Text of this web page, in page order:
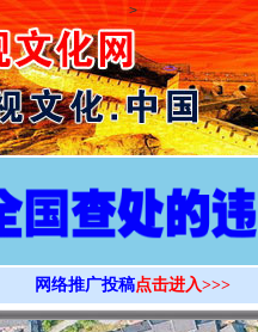
>
网络推广投稿点击进入>>>